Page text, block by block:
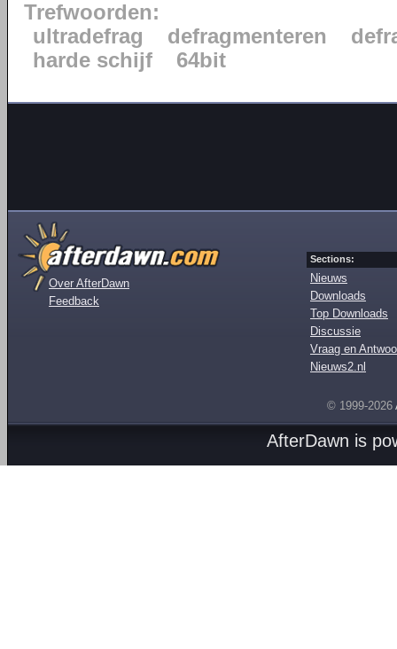
Trefwoorden:
ultradefrag
defragmenteren
harde schijf
64bit
Over AfterDawn
Feedback
Sections:
Nieuws
Downloads
Top Downloads
Discussie
Vraag en
Nieuws2.nl
© 1999-2026
AfterDawn is